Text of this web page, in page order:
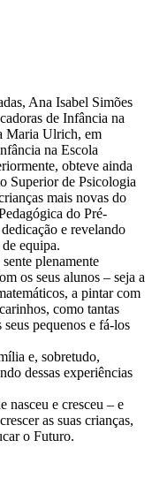
Ana Isabel Simões
de Infância na
Maria Ulrich, em
na Escola
obteve ainda
Superior de Psicologia
mais novas do
do Pré-
e revelando
equipa.
plenamente
os seus alunos – seja a
a pintar com
como tantas
pequenos e fá-los
e, sobretudo,
dessas experiências
nasceu e cresceu – e
as suas crianças,
o Futuro.